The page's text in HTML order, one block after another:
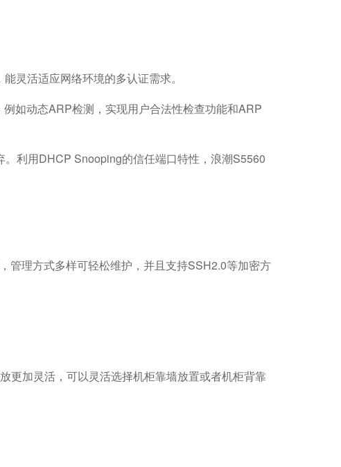
活适应网络环境的多认证需求。
如动态ARP检测，实现用户合法性检查功能和ARP
利用DHCP Snooping的信任端口特性，浪潮S5560
理方式多样可轻松维护，并且支持SSH2.0等加密方
加灵活，可以灵活选择机柜靠墙放置或者机柜背靠